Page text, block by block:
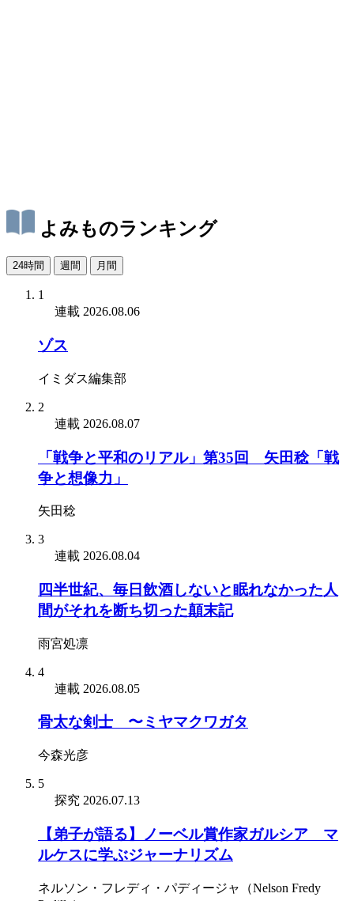
よみものランキング
24時間 週間 月間
1
連載 2026.08.06
ゾス
イミダス編集部
2
連載 2026.08.07
「戦争と平和のリアル」第35回 矢田稔「戦
争と想像力」
矢田稔
3
連載 2026.08.04
四半世紀、毎日飲酒しないと眠れなかった人
間がそれを断ち切った顛末記
雨宮処凛
4
連載 2026.08.05
骨太な剣士 〜ミヤマクワガタ
今森光彦
5
探究 2026.07.13
【弟子が語る】ノーベル賞作家ガルシア゠マ
ルケスに学ぶジャーナリズム
ネルソン・フレディ・パディージャ（Nelson Fredy